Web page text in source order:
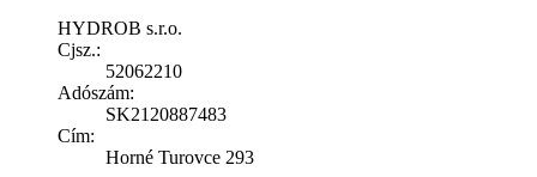
HYDROB s.r.o.
Cjsz.:
52062210
Adószám:
SK2120887483
Cím:
Horné Turovce 293